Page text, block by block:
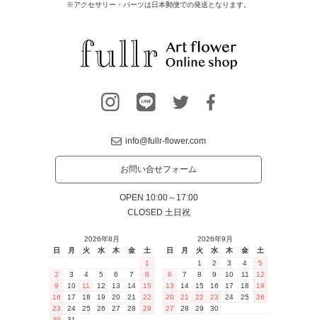
※アクセサリー・パーツは日本郵便での発送となります。
info@fullr-flower.com
お問い合せフォーム
OPEN 10:00～17:00
CLOSED 土日祝
2026年8月
日
月 火 水 木 金
土
1
2
3 4 5 6 7
8
9
10 11 12 13 14
15
16
17 18 19 20 21
22
23
24 25 26 27 28
29
2026年9月
日
月 火 水 木 金
土
1
2 3 4
5
6
7 8 9 10 11
12
13
14 15 16 17 18
19
20
21 22 23 24 25
26
27
28 29 30